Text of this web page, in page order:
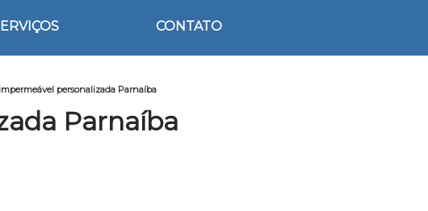
CONTATO
personalizada Parnaíba
Parnaíba